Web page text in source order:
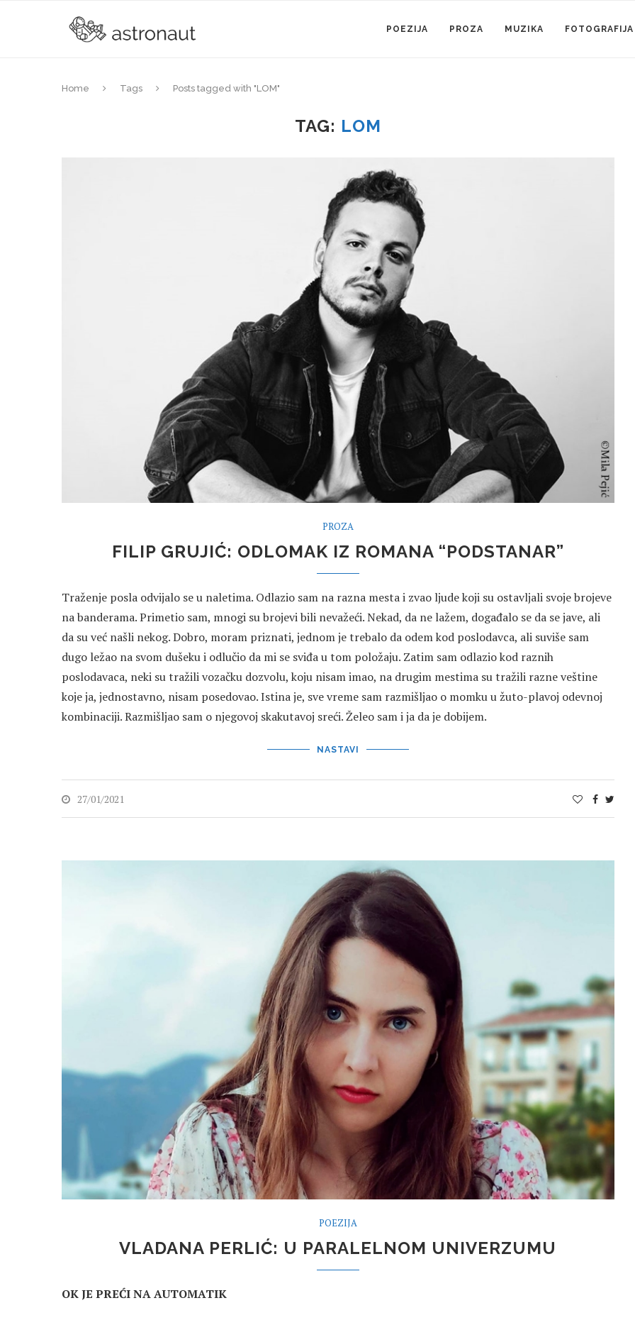
POEZIJA PROZA MUZIKA FOTOGRAFIJA
Home Tags Posts tagged with "LOM"
TAG: LOM
PROZA
FILIP GRUJIĆ: ODLOMAK IZ ROMANA “PODSTANAR”
Traženje posla odvijalo se u naletima. Odlazio sam na razna mesta i zvao ljude koji su ostavljali svoje brojeve
na banderama. Primetio sam, mnogi su brojevi bili nevažeći. Nekad, da ne lažem, događalo se da se jave, ali
da su već našli nekog. Dobro, moram priznati, jednom je trebalo da odem kod poslodavca, ali suviše sam
dugo ležao na svom dušeku i odlučio da mi se sviđa u tom položaju. Zatim sam odlazio kod raznih
poslodavaca, neki su tražili vozačku dozvolu, koju nisam imao, na drugim mestima su tražili razne veštine
koje ja, jednostavno, nisam posedovao. Istina je, sve vreme sam razmišljao o momku u žuto-plavoj odevnoj
kombinaciji. Razmišljao sam o njegovoj skakutavoj sreći. Želeo sam i ja da je dobijem.
NASTAVI
27/01/2021
POEZIJA
VLADANA PERLIĆ: U PARALELNOM UNIVERZUMU
OK JE PREĆI NA AUTOMATIK